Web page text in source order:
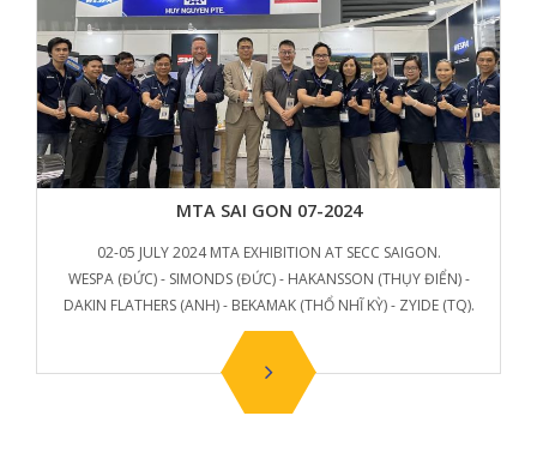
MTA SAI GON 07-2024
02-05 JULY 2024 MTA EXHIBITION AT SECC SAIGON.
WESPA (ĐỨC) - SIMONDS (ĐỨC) - HAKANSSON (THỤY ĐIỂN) -
DAKIN FLATHERS (ANH) - BEKAMAK (THỔ NHĨ KỲ) - ZYIDE (TQ).